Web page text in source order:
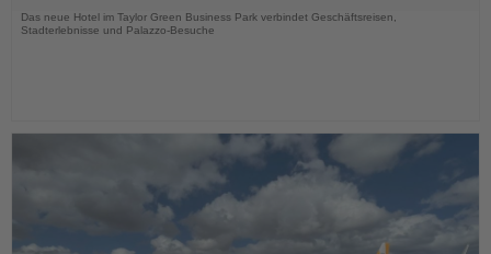
Das neue Hotel im Taylor Green Business Park verbindet Geschäftsreisen,
Stadterlebnisse und Palazzo-Besuche